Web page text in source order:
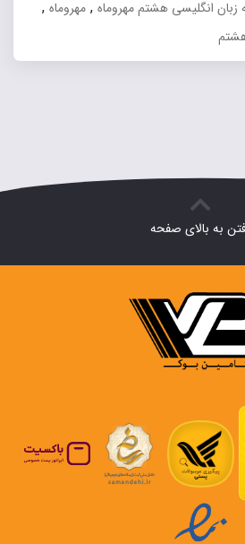
زبان انگلیسی هشتم مهروماه , مهروماه ,
به بالای صفحه